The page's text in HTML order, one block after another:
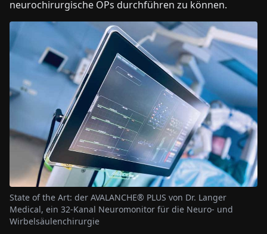
neurochirurgische OPs durchführen zu können.
State of the Art: der AVALANCHE® PLUS von Dr. Langer
Medical, ein 32-Kanal Neuromonitor für die Neuro- und
Wirbelsäulenchirurgie